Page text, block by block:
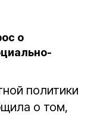
о
политики
о том,